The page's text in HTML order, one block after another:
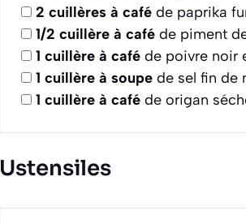
2 cuillères à café de paprika
1/2 cuillère à café de piment
1 cuillère à café de poivre noir
1 cuillère à soupe de sel fin de
1 cuillère à café de origan
Ustensiles